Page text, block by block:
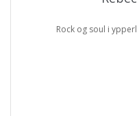
Rock og soul i